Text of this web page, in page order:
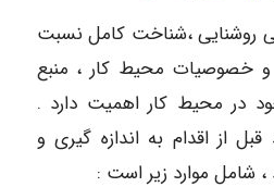
روشنایی ،شناخت کامل نسبت
و خصوصیات محیط کار ، منبع
در محیط کار اهمیت دارد .
از اقدام به اندازه گیری و
، شامل موارد زیر است :